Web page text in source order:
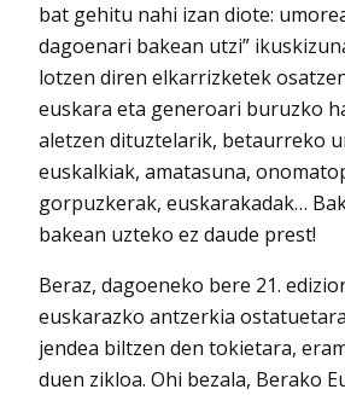
bat gehitu nahi izan diote:
dagoenari bakean utzi”
lotzen diren elkarrizketek
euskara eta generoari buruzko
aletzen dituztelarik, betaurreko
euskalkiak, amatasuna,
gorpuzkerak, euskarakadak…
bakean uzteko ez daude prest!
Beraz, dagoeneko bere 21.
euskarazko antzerkia
jendea biltzen den tokietara,
duen zikloa. Ohi bezala, Berako